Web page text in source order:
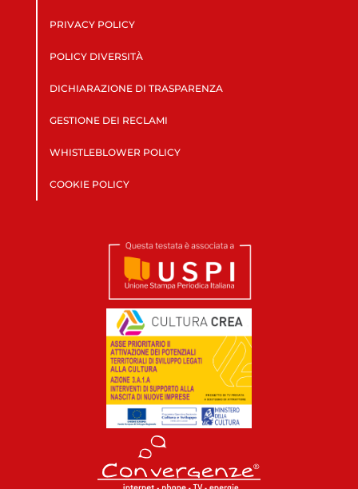
PRIVACY POLICY
POLICY DIVERSITÀ
DICHIARAZIONE DI TRASPARENZA
GESTIONE DEI RECLAMI
WHISTLEBLOWER POLICY
COOKIE POLICY